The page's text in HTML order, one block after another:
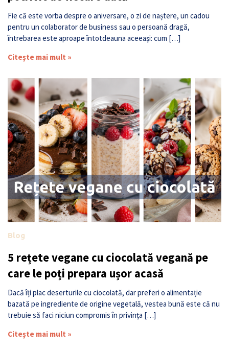
Fie că este vorba despre o aniversare, o zi de naștere, un cadou
pentru un colaborator de business sau o persoană dragă,
întrebarea este aproape întotdeauna aceeași: cum […]
Citește mai mult »
Blog
5 rețete vegane cu ciocolată vegană pe
care le poți prepara ușor acasă
Dacă îți plac deserturile cu ciocolată, dar preferi o alimentație
bazată pe ingrediente de origine vegetală, vestea bună este că nu
trebuie să faci niciun compromis în privința […]
Citește mai mult »